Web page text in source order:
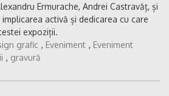
Ermurache, Andrei Castravăț, și
activă și dedicarea cu care
expoziții.
grafic , Eveniment , Eveniment
, gravură